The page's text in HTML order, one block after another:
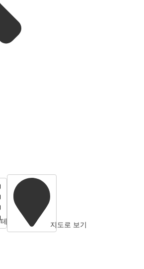
테이블 보기
지도로 보기